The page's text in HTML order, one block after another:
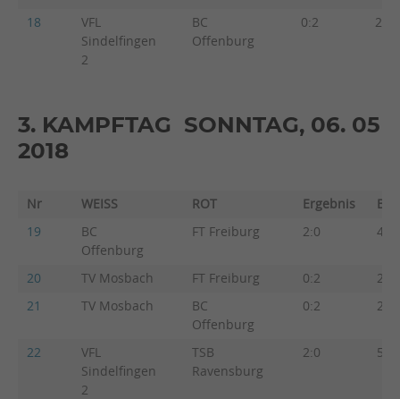
18
VFL
Sindelfingen
2
BC
Offenburg
0:2 2:5
3. KAMPFTAG SONNTAG, 06. 05
2018
Nr WEISS ROT Ergebnis
19
BC
Offenburg
FT Freiburg 2:0 4:3
20 TV Mosbach FT Freiburg 0:2
2:5
21
TV Mosbach
BC
Offenburg
0:2 2:5
22
VFL
Sindelfingen
2
TSB
Ravensburg
2:0 5:2